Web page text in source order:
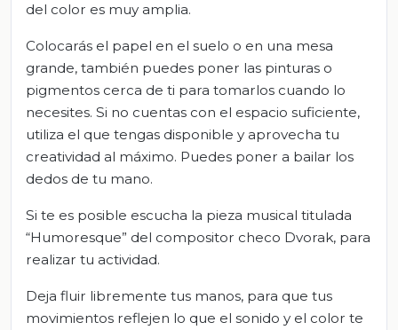
del color es muy amplia.
Colocarás el papel en el suelo o en una mesa
grande, también puedes poner las pinturas o
pigmentos cerca de ti para tomarlos cuando lo
necesites. Si no cuentas con el espacio suficiente,
utiliza el que tengas disponible y aprovecha tu
creatividad al máximo. Puedes poner a bailar los
dedos de tu mano.
Si te es posible escucha la pieza musical titulada
“Humoresque” del compositor checo Dvorak, para
realizar tu actividad.
Deja fluir libremente tus manos, para que tus
movimientos reflejen lo que el sonido y el color te